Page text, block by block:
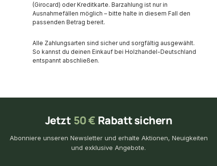
(Girocard) oder Kreditkarte. Barzahlung ist nur in
Ausnahmefällen möglich – bitte halte in diesem Fall den
passenden Betrag bereit.
Alle Zahlungsarten sind sicher und sorgfältig ausgewählt.
So kannst du deinen Einkauf bei Holzhandel-Deutschland
entspannt abschließen.
Jetzt 50 € Rabatt sichern
Abonniere unseren Newsletter und erhalte Aktionen, Neuigkeiten
und exklusive Angebote.